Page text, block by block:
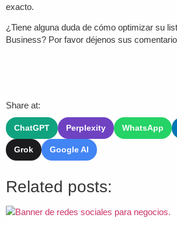
exacto.
¿Tiene alguna duda de cómo optimizar su
Business? Por favor déjenos sus
Share at:
ChatGPT Perplexity WhatsApp
Grok Google AI
Related posts: